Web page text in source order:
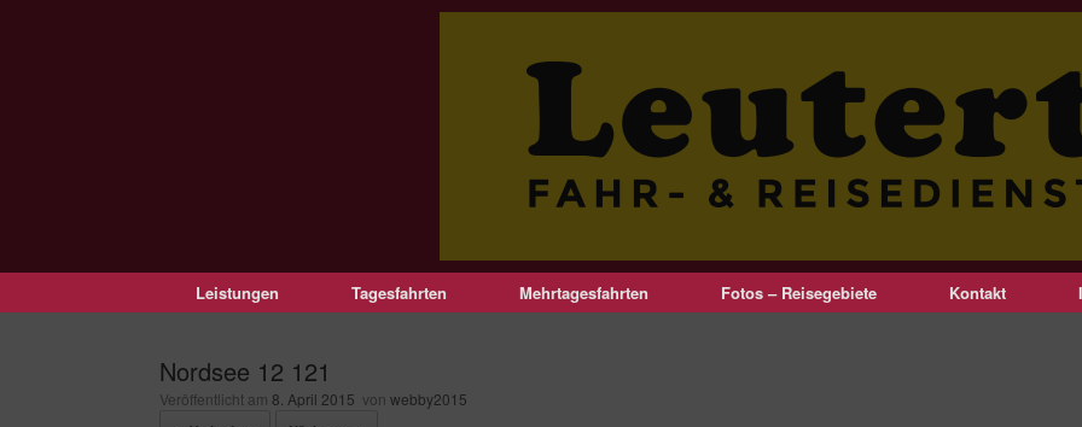
Leistungen Tagesfahrten Mehrtagesfahrten Fotos – Reisegebiete Kontakt
Nordsee 12 121
Veröffentlicht am 8. April 2015 von webby2015